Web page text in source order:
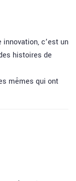
c’est un
histoires de
mêmes qui ont